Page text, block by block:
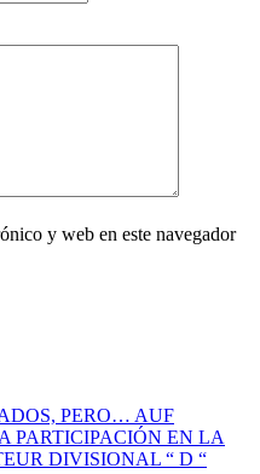
y web en este navegador
PERO… AUF
PARTICIPACIÓN EN LA
DIVISIONAL “ D “